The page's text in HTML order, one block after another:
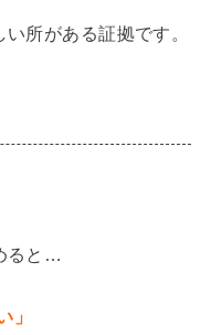
所がある証拠です。
ると…
」